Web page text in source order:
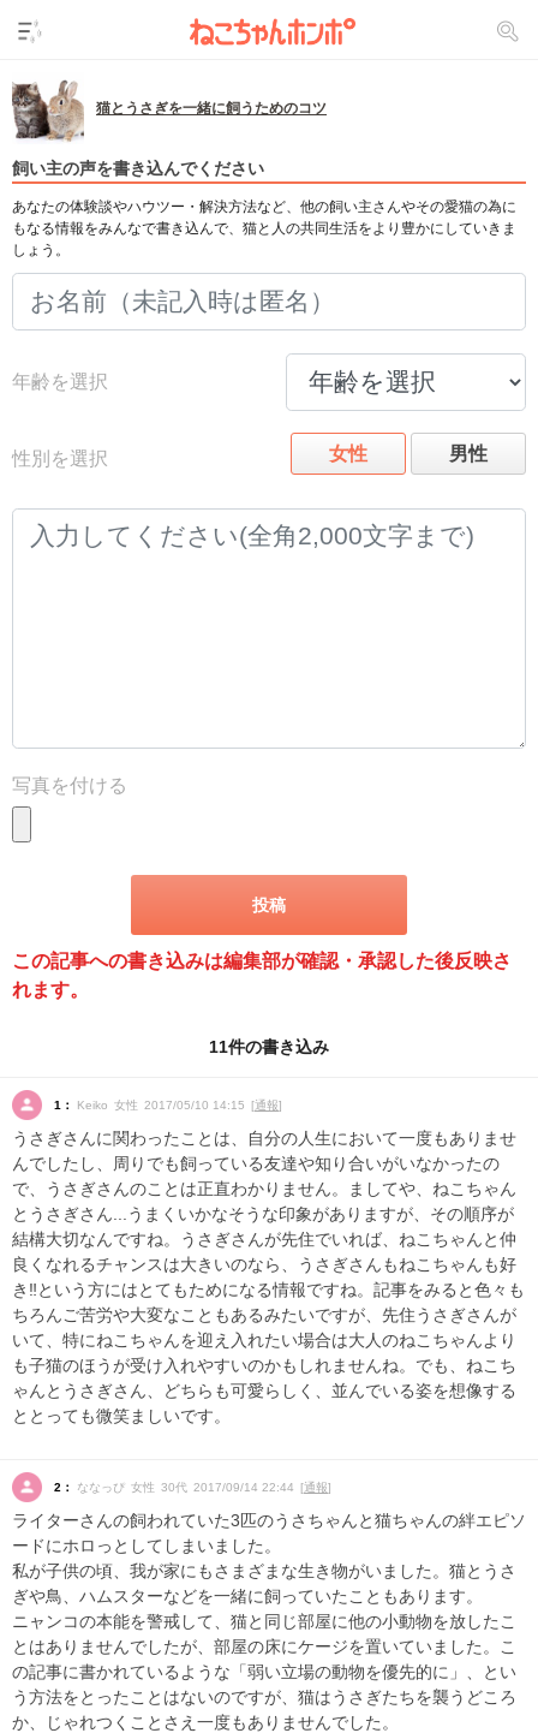
猫とうさぎを一緒に飼うためのコツ
飼い主の声を書き込んでください
あなたの体験談やハウツー・解決方法など、他の飼い主さんやその愛猫の為に
もなる情報をみんなで書き込んで、猫と人の共同生活をより豊かにしていきま
しょう。
年齢を選択
性別を選択 女性 男性
写真を付ける
この記事への書き込みは編集部が確認・承認した後反映さ
れます。
11件の書き込み
1： Keiko 女性 2017/05/10 14:15 [通報]
うさぎさんに関わったことは、自分の人生において一度もありませ
んでしたし、周りでも飼っている友達や知り合いがいなかったの
で、うさぎさんのことは正直わかりません。ましてや、ねこちゃん
とうさぎさん...うまくいかなそうな印象がありますが、その順序が
結構大切なんですね。うさぎさんが先住でいれば、ねこちゃんと仲
良くなれるチャンスは大きいのなら、うさぎさんもねこちゃんも好
き‼︎という方にはとてもためになる情報ですね。記事をみると色々も
ちろんご苦労や大変なこともあるみたいですが、先住うさぎさんが
いて、特にねこちゃんを迎え入れたい場合は大人のねこちゃんより
も子猫のほうが受け入れやすいのかもしれませんね。でも、ねこち
ゃんとうさぎさん、どちらも可愛らしく、並んでいる姿を想像する
ととっても微笑ましいです。
2： ななっぴ 女性 30代 2017/09/14 22:44 [通報]
ライターさんの飼われていた3匹のうさちゃんと猫ちゃんの絆エピソ
ードにホロっとしてしまいました。
私が子供の頃、我が家にもさまざまな生き物がいました。猫とうさ
ぎや鳥、ハムスターなどを一緒に飼っていたこともあります。
ニャンコの本能を警戒して、猫と同じ部屋に他の小動物を放したこ
とはありませんでしたが、部屋の床にケージを置いていました。こ
の記事に書かれているような「弱い立場の動物を優先的に」、とい
う方法をとったことはないのですが、猫はうさぎたちを襲うどころ
か、じゃれつくことさえ一度もありませんでした。